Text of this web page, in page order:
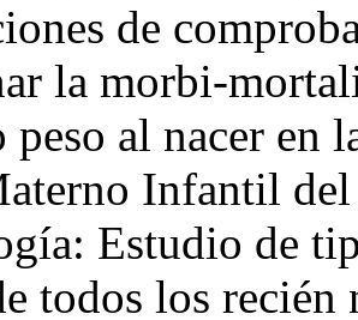
de
la morbi-
peso al nacer en
Infantil
Estudio de
todos los recién